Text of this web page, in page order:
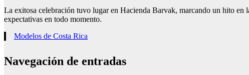
La exitosa celebración tuvo lugar en Hacienda Barvak, marcando un hito
expectativas en todo momento.
Modelos de Costa Rica
Navegación de entradas